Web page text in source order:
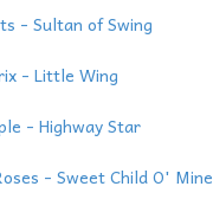
- Sultan of Swing
- Little Wing
- Highway Star
- Sweet Child O' Mine